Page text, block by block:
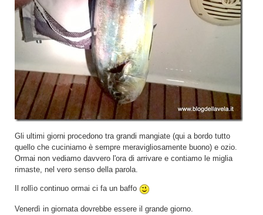
Gli ultimi giorni procedono tra grandi mangiate (qui a bordo tutto
quello che cuciniamo è sempre meravigliosamente buono) e ozio.
Ormai non vediamo davvero l'ora di arrivare e contiamo le miglia
rimaste, nel vero senso della parola.
Il rollìo continuo ormai ci fa un baffo
Venerdì in giornata dovrebbe essere il grande giorno.